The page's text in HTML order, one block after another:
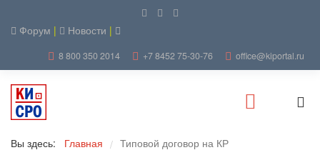
Форум | Новости |
8 800 350 2014 +7 8452 75-30-76 office@kiportal.ru
Вы здесь: Главная / Типовой договор на КР